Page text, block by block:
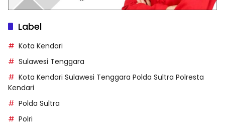
Label
Kota Kendari
Sulawesi Tenggara
Kota Kendari Sulawesi Tenggara Polda Sultra Polresta
Kendari
Polda Sultra
Polri